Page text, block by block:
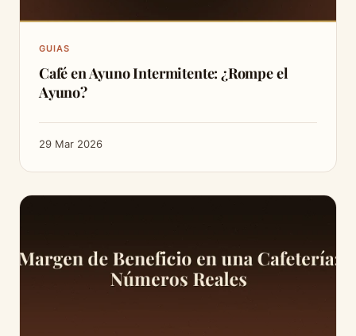
GUIAS
Café en Ayuno Intermitente: ¿Rompe el
Ayuno?
29 Mar 2026